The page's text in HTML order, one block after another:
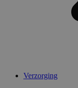
Verzorging